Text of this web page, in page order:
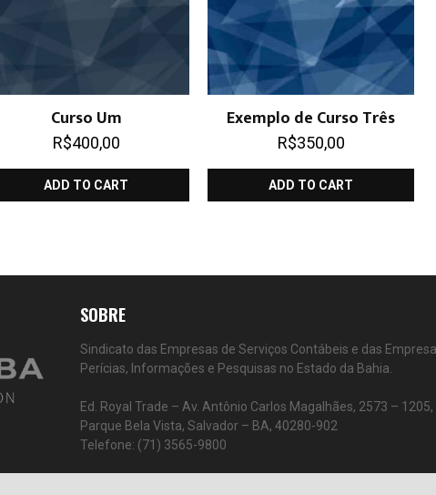
Curso Um
R$400,00
ADD TO CART
Exemplo de Curso Três
R$350,00
ADD TO CART
SOBRE
Sindicato das Empresas de Serviços Contábeis e das
Perícias, Informações e Pesquisas no Estado da Bahia.
Ed. Royal Trade – Av. Antônio Carlos Magalhães, 2573 –
Parque Bela Vista, Salvador – BA, 40280-902
Telefone: (71) 3565-9800